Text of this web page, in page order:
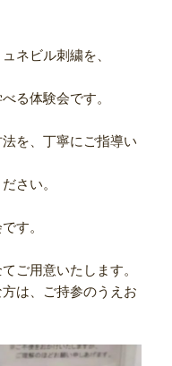
ネビル刺繍を、
る体験会です。
を、丁寧にご指導い
さい。
す。
ご用意いたします。
は、ご持参のうえお